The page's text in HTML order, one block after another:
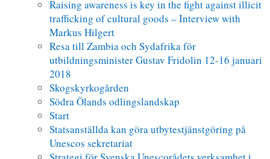
Raising awareness is key in the fight against illicit
trafficking of cultural goods – Interview with
Markus Hilgert
Resa till Zambia och Sydafrika för
utbildningsminister Gustav Fridolin 12-16 januari
2018
Skogskyrkogården
Södra Ölands odlingslandskap
Start
Statsanställda kan göra utbytestjänstgöring på
Unescos sekretariat